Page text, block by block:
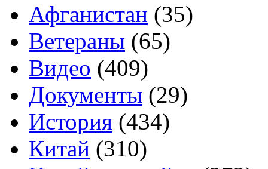
Афганистан (35)
Ветераны (65)
Видео (409)
Документы (29)
История (434)
Китай (310)